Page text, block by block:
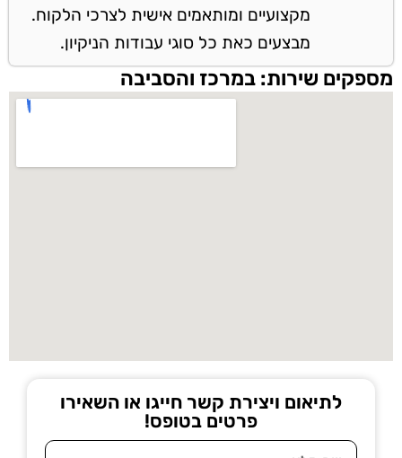
מקצועיים ומותאמים אישית לצרכי הלקוח.
מבצעים כאת כל סוגי עבודות הניקיון.
מספקים שירות: במרכז והסביבה
לתיאום ויצירת קשר חייגו או השאירו
פרטים בטופס!